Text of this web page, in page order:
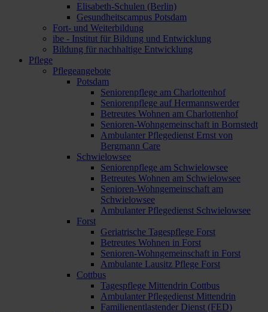
Elisabeth-Schulen (Berlin)
Gesundheitscampus Potsdam
Fort- und Weiterbildung
ibe - Institut für Bildung und Entwicklung
Bildung für nachhaltige Entwicklung
Pflege
Pflegeangebote
Potsdam
Seniorenpflege am Charlottenhof
Seniorenpflege auf Hermannswerder
Betreutes Wohnen am Charlottenhof
Senioren-Wohngemeinschaft in Bornstedt
Ambulanter Pflegedienst Ernst von
Bergmann Care
Schwielowsee
Seniorenpflege am Schwielowsee
Betreutes Wohnen am Schwielowsee
Senioren-Wohngemeinschaft am
Schwielowsee
Ambulanter Pflegedienst Schwielowsee
Forst
Geriatrische Tagespflege Forst
Betreutes Wohnen in Forst
Senioren-Wohngemeinschaft in Forst
Ambulante Lausitz Pflege Forst
Cottbus
Tagespflege Mittendrin Cottbus
Ambulanter Pflegedienst Mittendrin
Familienentlastender Dienst (FED)